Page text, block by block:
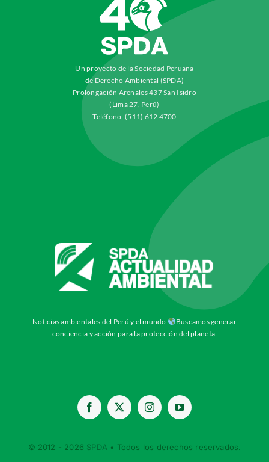
Un proyecto de la Sociedad Peruana
de Derecho Ambiental (SPDA)
Prolongación Arenales 437 San Isidro
(Lima 27, Perú)
Teléfono: (511) 612 4700
Noticias ambientales del Perú y el mundo
Buscamos generar
conciencia y acción para la protección del planeta.
© 2012 - 2026 SPDA • Todos los derechos reservados.